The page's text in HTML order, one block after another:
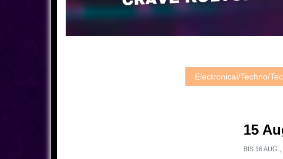
Electronical/Techno/
15
BIS 16 AUG.,